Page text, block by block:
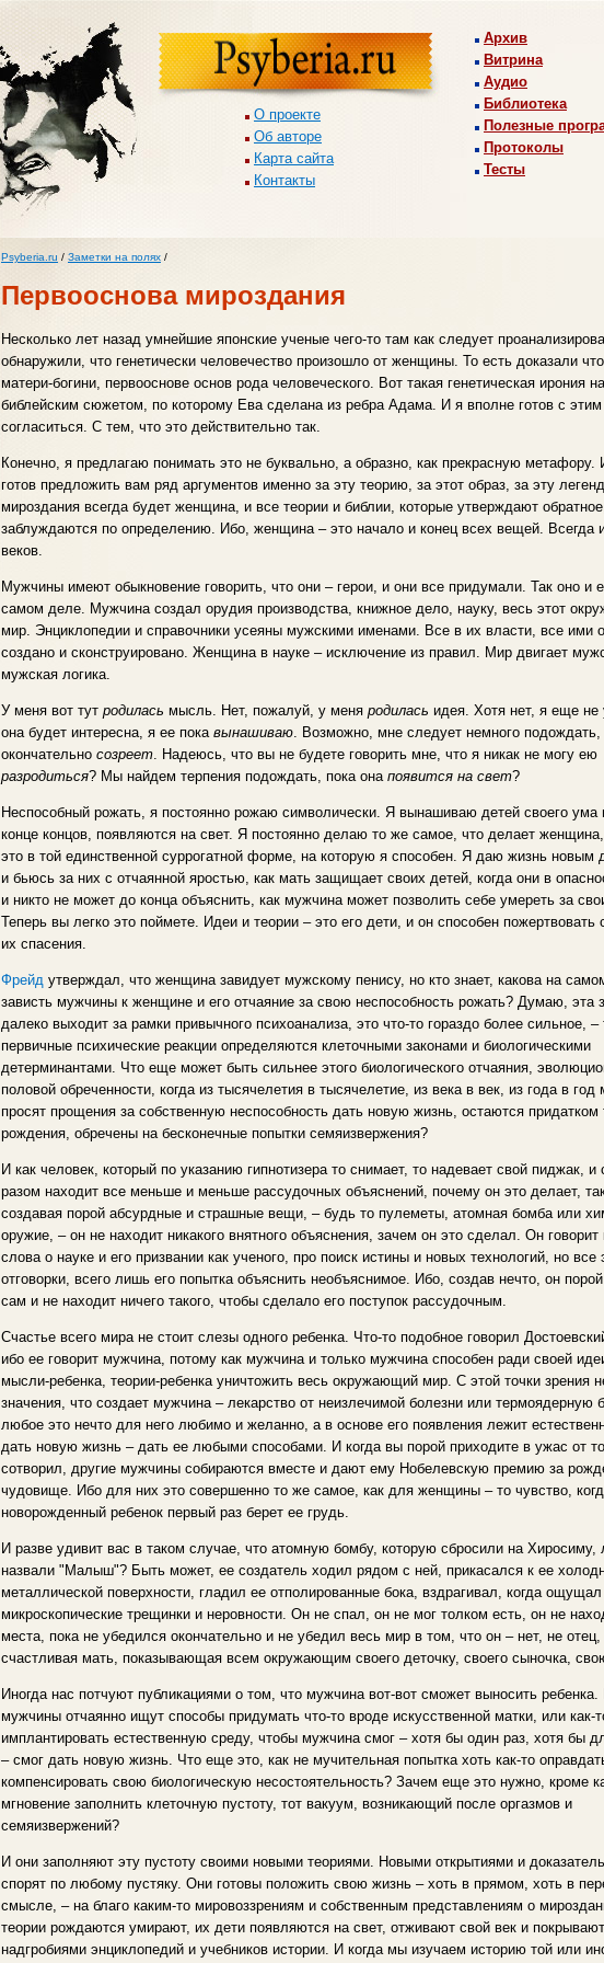
О проекте
Об авторе
Карта сайта
Контакты
Архив
Витрина
Аудио
Библиотека
Полезные
Протоколы
Тесты
Psyberia.ru / Заметки на полях /
Первооснова мироздания
Несколько лет назад умнейшие японские ученые чего-то там как следует
обнаружили, что генетически человечество произошло от женщины. То есть доказали
матери-богини, первооснове основ рода человеческого. Вот такая генетическая ирония
библейским сюжетом, по которому Ева сделана из ребра Адама. И я вполне готов с этим
согласиться. С тем, что это действительно так.
Конечно, я предлагаю понимать это не буквально, а образно, как прекрасную метафору.
готов предложить вам ряд аргументов именно за эту теорию, за этот образ, за эту
мироздания всегда будет женщина, и все теории и библии, которые утверждают
заблуждаются по определению. Ибо, женщина – это начало и конец всех вещей. Всегда
веков.
Мужчины имеют обыкновение говорить, что они – герои, и они все придумали. Так оно и
самом деле. Мужчина создал орудия производства, книжное дело, науку, весь этот
мир. Энциклопедии и справочники усеяны мужскими именами. Все в их власти, все ими
создано и сконструировано. Женщина в науке – исключение из правил. Мир двигает
мужская логика.
У меня вот тут родилась мысль. Нет, пожалуй, у меня родилась идея. Хотя нет, я еще не
она будет интересна, я ее пока вынашиваю. Возможно, мне следует немного подождать,
окончательно созреет. Надеюсь, что вы не будете говорить мне, что я никак не могу ею
разродиться? Мы найдем терпения подождать, пока она появится на свет?
Неспособный рожать, я постоянно рожаю символически. Я вынашиваю детей своего ума
конце концов, появляются на свет. Я постоянно делаю то же самое, что делает
это в той единственной суррогатной форме, на которую я способен. Я даю жизнь новым
и бьюсь за них с отчаянной яростью, как мать защищает своих детей, когда они в
и никто не может до конца объяснить, как мужчина может позволить себе умереть за
Теперь вы легко это поймете. Идеи и теории – это его дети, и он способен пожертвовать
их спасения.
Фрейд утверждал, что женщина завидует мужскому пенису, но кто знает, какова на
зависть мужчины к женщине и его отчаяние за свою неспособность рожать? Думаю, эта
далеко выходит за рамки привычного психоанализа, это что-то гораздо более сильное, –
первичные психические реакции определяются клеточными законами и биологическими
детерминантами. Что еще может быть сильнее этого биологического отчаяния,
половой обреченности, когда из тысячелетия в тысячелетие, из века в век, из года в
просят прощения за собственную неспособность дать новую жизнь, остаются придатком
рождения, обречены на бесконечные попытки семяизвержения?
И как человек, который по указанию гипнотизера то снимает, то надевает свой пиджак,
разом находит все меньше и меньше рассудочных объяснений, почему он это делает,
создавая порой абсурдные и страшные вещи, – будь то пулеметы, атомная бомба или
оружие, – он не находит никакого внятного объяснения, зачем он это сделал. Он говорит
слова о науке и его призвании как ученого, про поиск истины и новых технологий, но все
отговорки, всего лишь его попытка объяснить необъяснимое. Ибо, создав нечто, он
сам и не находит ничего такого, чтобы сделало его поступок рассудочным.
Счастье всего мира не стоит слезы одного ребенка. Что-то подобное говорил
ибо ее говорит мужчина, потому как мужчина и только мужчина способен ради своей
мысли-ребенка, теории-ребенка уничтожить весь окружающий мир. С этой точки зрения
значения, что создает мужчина – лекарство от неизлечимой болезни или термоядерную
любое это нечто для него любимо и желанно, а в основе его появления лежит
дать новую жизнь – дать ее любыми способами. И когда вы порой приходите в ужас от
сотворил, другие мужчины собираются вместе и дают ему Нобелевскую премию за
чудовище. Ибо для них это совершенно то же самое, как для женщины – то чувство,
новорожденный ребенок первый раз берет ее грудь.
И разве удивит вас в таком случае, что атомную бомбу, которую сбросили на Хиросиму,
назвали "Малыш"? Быть может, ее создатель ходил рядом с ней, прикасался к ее
металлической поверхности, гладил ее отполированные бока, вздрагивал, когда ощущал
микроскопические трещинки и неровности. Он не спал, он не мог толком есть, он не
места, пока не убедился окончательно и не убедил весь мир в том, что он – нет, не
счастливая мать, показывающая всем окружающим своего деточку, своего сыночка,
Иногда нас потчуют публикациями о том, что мужчина вот-вот сможет выносить
мужчины отчаянно ищут способы придумать что-то вроде искусственной матки, или как-
имплантировать естественную среду, чтобы мужчина смог – хотя бы один раз, хотя бы
– смог дать новую жизнь. Что еще это, как не мучительная попытка хоть как-то
компенсировать свою биологическую несостоятельность? Зачем еще это нужно, кроме
мгновение заполнить клеточную пустоту, тот вакуум, возникающий после оргазмов и
семяизвержений?
И они заполняют эту пустоту своими новыми теориями. Новыми открытиями и
спорят по любому пустяку. Они готовы положить свою жизнь – хоть в прямом, хоть в
смысле, – на благо каким-то мировоззрениям и собственным представлениям о
теории рождаются умирают, их дети появляются на свет, отживают свой век и
надгробиями энциклопедий и учебников истории. И когда мы изучаем историю той или